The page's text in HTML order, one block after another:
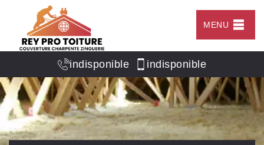
MENU
indisponible indisponible